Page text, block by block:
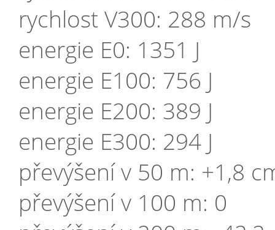
rychlost V300: 288 m/s
energie E0: 1351 J
energie E100: 756 J
energie E200: 389 J
energie E300: 294 J
převýšení v 50 m: +1,8
převýšení v 100 m: 0